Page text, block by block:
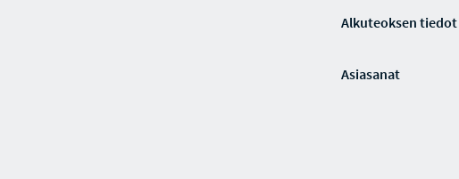
Alkuteoksen tiedot
Asiasanat